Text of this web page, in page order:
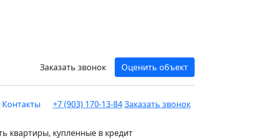
Заказать звонок
Оценить объект
Контакты +7 (903) 170-13-84Заказать звонок
квартиры, купленные в кредит